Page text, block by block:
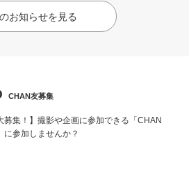
お知らせを見る
CHAN友募集
募集！】撮影や企画に参加できる「CHAN
に参加しませんか？